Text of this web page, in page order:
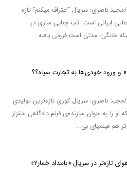
ناصری: سریال "اعتراف میکنم" تازه
ایرانی است. تب جنایی سازی در
خانگی، مدتی است فزونی یافته...
و ورود خودی‌ها به تجارت سیاه؟؟
ناصری: سریال کوری تازه‌ترین تولیدی
او را به عنوان سازنده‌ی فیلم دادگاهی علفزار
هم فیلمهای بی...
تازه‌تر در سریال «بامداد خمار۲»